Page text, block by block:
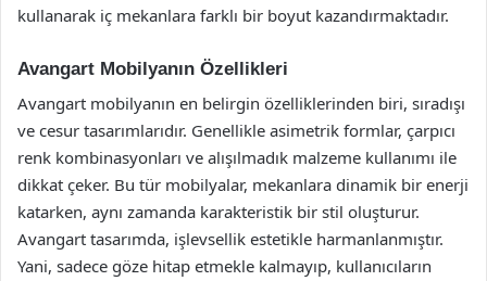
kullanarak iç mekanlara farklı bir boyut kazandırmaktadır.
Avangart Mobilyanın Özellikleri
Avangart mobilyanın en belirgin özelliklerinden biri, sıradışı
ve cesur tasarımlarıdır. Genellikle asimetrik formlar, çarpıcı
renk kombinasyonları ve alışılmadık malzeme kullanımı ile
dikkat çeker. Bu tür mobilyalar, mekanlara dinamik bir enerji
katarken, aynı zamanda karakteristik bir stil oluşturur.
Avangart tasarımda, işlevsellik estetikle harmanlanmıştır.
Yani, sadece göze hitap etmekle kalmayıp, kullanıcıların